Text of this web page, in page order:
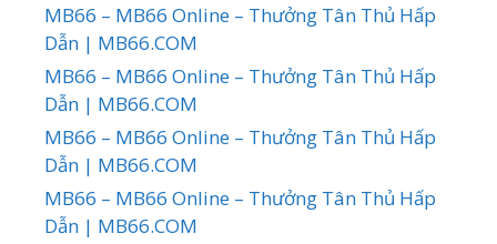
MB66 – MB66 Online – Thưởng Tân Thủ Hấp
Dẫn | MB66.COM
MB66 – MB66 Online – Thưởng Tân Thủ Hấp
Dẫn | MB66.COM
MB66 – MB66 Online – Thưởng Tân Thủ Hấp
Dẫn | MB66.COM
MB66 – MB66 Online – Thưởng Tân Thủ Hấp
Dẫn | MB66.COM